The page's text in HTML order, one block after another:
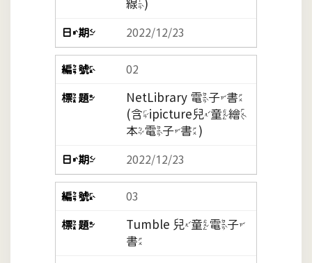
線)
2022/12/23
02
NetLibrary 電子書
(含ipicture兒童繪
本電子書)
2022/12/23
03
Tumble 兒童電子
書